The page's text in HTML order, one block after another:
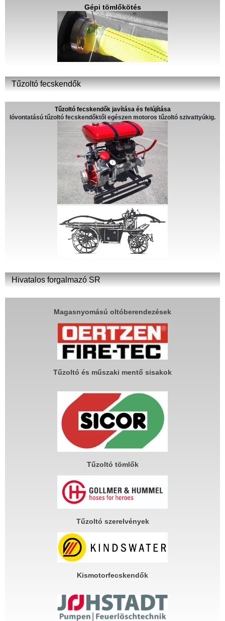
Gépi tömlőkötés
Tűzoltó fecskendők
Tűzoltó fecskendők javítása és felújítása
lóvontatású tűzoltó fecskendőktől egészen motoros tűzoltó szivattyúkig.
Hivatalos forgalmazó SR
Magasnyomású oltóberendezések
Tűzoltó és műszaki mentő sisakok
Tűzoltó tömlők
Tűzoltó szerelvények
Kismotorfecskendők